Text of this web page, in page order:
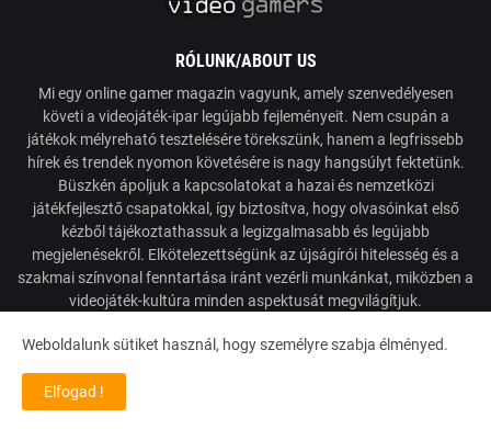
RÓLUNK/ABOUT US
Mi egy online gamer magazin vagyunk, amely szenvedélyesen
követi a videojáték-ipar legújabb fejleményeit. Nem csupán a
játékok mélyreható tesztelésére törekszünk, hanem a legfrissebb
hírek és trendek nyomon követésére is nagy hangsúlyt fektetünk.
Büszkén ápoljuk a kapcsolatokat a hazai és nemzetközi
játékfejlesztő csapatokkal, így biztosítva, hogy olvasóinkat első
kézből tájékoztathassuk a legizgalmasabb és legújabb
megjelenésekről. Elkötelezettségünk az újságírói hitelesség és a
szakmai színvonal fenntartása iránt vezérli munkánkat, miközben a
videojáték-kultúra minden aspektusát megvilágítjuk.
Weboldalunk sütiket használ, hogy személyre szabja élményed.
Elfogad !